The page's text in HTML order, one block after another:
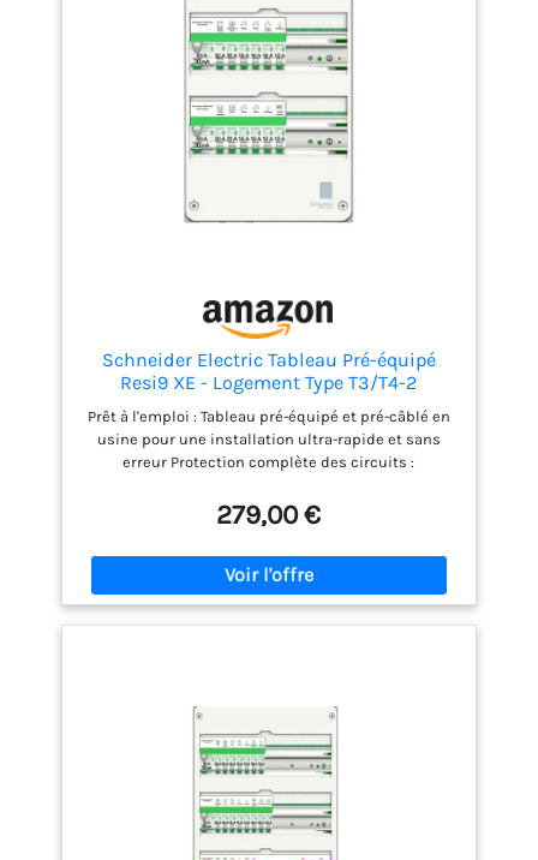
Schneider Electric Tableau Pré-équipé
Resi9 XE - Logement Type T3/T4-2
Rangées - 13 Modules - R9HPNFC15127P
Prêt à l'emploi : Tableau pré-équipé et pré-câblé en
usine pour une installation ultra-rapide et sans
erreur Protection complète des circuits :
différentiels intégrés pour sécuriser l'ensemble des
circuits domestiques de votre logement
Configuration adaptée aux logements T3/T4 :
Comprend 12 disjoncteurs (3x10A, 5x16A, 3x20A,
1x32A) et 2 interrupteurs différentiels 63A (1x63A
type AC et 1x63A type A) pour protéger tous les
protection IP30 Conformité et fiabilité : Conforme
aux normes électriques françaises et européennes,
testé en usine par Schneider Electric pour garantir
une installation sécurisée et durable
279,00 €